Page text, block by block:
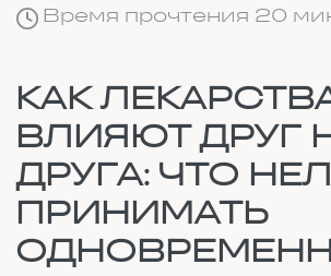
ВЛИЯЮТ ДРУГ НА
ОДНОВРЕМЕННО
Бывает, человек вынужден пить
лекарства от нескольких болезней
сразу. Иногда это длится годами, а то
и всю жизнь, если заболевания
хронические. И довольно часто врач,
выписывая новый рецепт, даже не
спрашивает, что пациент уже